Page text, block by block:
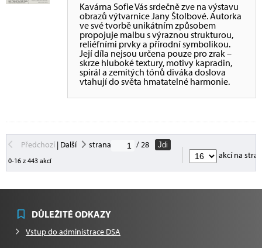
Kavárna Sofie Vás srdečně zve na výstavu
obrazů výtvarnice Jany Štolbové. Autorka
ve své tvorbě unikátním způsobem
propojuje malbu s výraznou strukturou,
reliéfními prvky a přírodní symbolikou.
Její díla nejsou určena pouze pro zrak –
skrze hluboké textury, motivy kapradin,
spirál a zemitých tónů diváka doslova
vtahují do světa hmatatelné harmonie.
Předchozí| Další strana / 28
Jdi
0-16 z 443 akcí
akcí na
DŮLEŽITÉ ODKAZY
Vstup do administrace DSA